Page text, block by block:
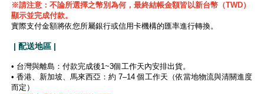
※請注意：不論所選擇之幣別為何，最終結帳金額皆以新台幣（TWD）
顯示並完成付款。
實際支付金額將依您所屬銀行或信用卡機構的匯率進行轉換。
| 配送地區 |
• 台灣與離島：付款完成後1~3個工作天內安排出貨。
• 香港、新加坡、馬來西亞：約 7–14 個工作天（依當地物流與清關進度
而定）